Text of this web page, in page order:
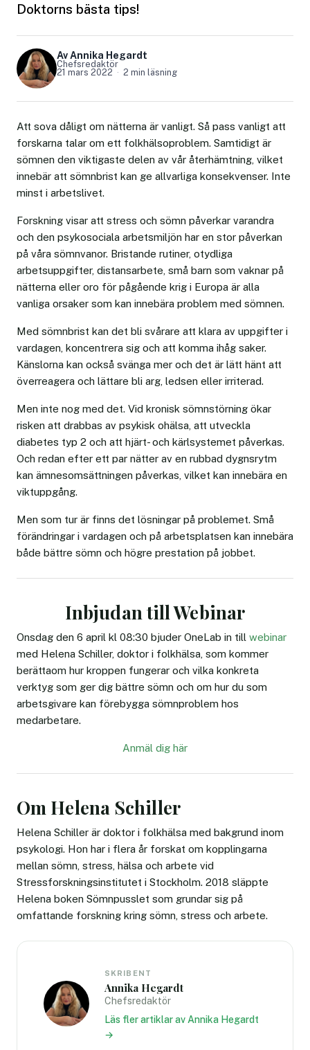
Doktorns bästa tips!
Av Annika Hegardt
Chefsredaktör
21 mars 2022
2 min läsning
Att sova dåligt om nätterna är vanligt. Så pass vanligt att
forskarna talar om ett folkhälsoproblem. Samtidigt är
sömnen den viktigaste delen av vår återhämtning, vilket
innebär att sömnbrist kan ge allvarliga konsekvenser. Inte
minst i arbetslivet.
Forskning visar att stress och sömn påverkar varandra
och den psykosociala arbetsmiljön har en stor påverkan
på våra sömnvanor. Bristande rutiner, otydliga
arbetsuppgifter, distansarbete, små barn som vaknar på
nätterna eller oro för pågående krig i Europa är alla
vanliga orsaker som kan innebära problem med sömnen.
Med sömnbrist kan det bli svårare att klara av uppgifter i
vardagen, koncentrera sig och att komma ihåg saker.
Känslorna kan också svänga mer och det är lätt hänt att
överreagera och lättare bli arg, ledsen eller irriterad.
Men inte nog med det. Vid kronisk sömnstörning ökar
risken att drabbas av psykisk ohälsa, att utveckla
diabetes typ 2 och att hjärt- och kärlsystemet påverkas.
Och redan efter ett par nätter av en rubbad dygnsrytm
kan ämnesomsättningen påverkas, vilket kan innebära en
viktuppgång.
Men som tur är finns det lösningar på problemet. Små
förändringar i vardagen och på arbetsplatsen kan innebära
både bättre sömn och högre prestation på jobbet.
Inbjudan till Webinar
Onsdag den 6 april kl 08:30 bjuder OneLab in till webinar
med Helena Schiller, doktor i folkhälsa, som kommer
berättaom hur kroppen fungerar och vilka konkreta
verktyg som ger dig bättre sömn och om hur du som
arbetsgivare kan förebygga sömnproblem hos
medarbetare.
Anmäl dig här
Om Helena Schiller
Helena Schiller är doktor i folkhälsa med bakgrund inom
psykologi. Hon har i flera år forskat om kopplingarna
mellan sömn, stress, hälsa och arbete vid
Stressforskningsinstitutet i Stockholm. 2018 släppte
Helena boken Sömnpusslet som grundar sig på
omfattande forskning kring sömn, stress och arbete.
SKRIBENT
Annika Hegardt
Chefsredaktör
Läs fler artiklar av Annika Hegardt
→